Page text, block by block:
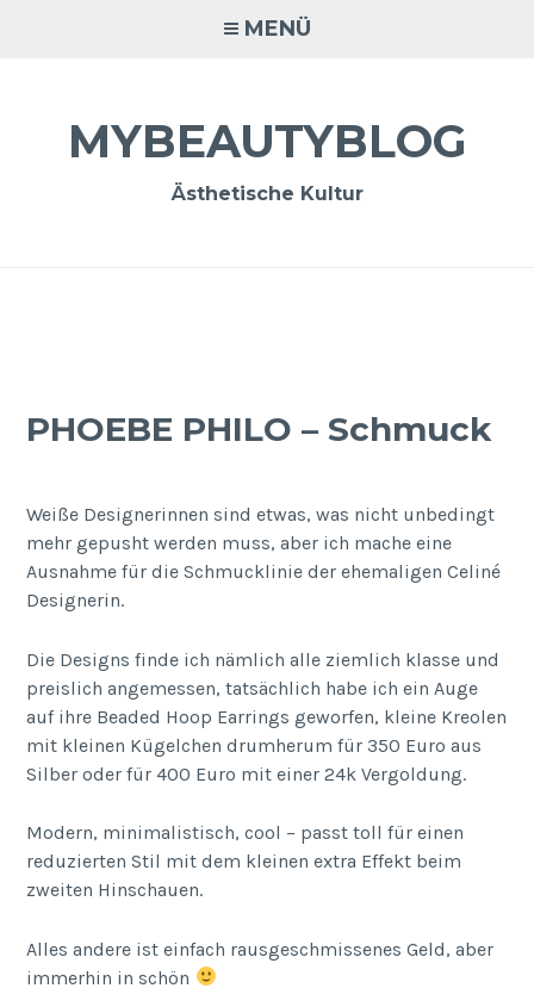
MENÜ
MYBEAUTYBLOG
Ästhetische Kultur
PHOEBE PHILO – Schmuck
Weiße Designerinnen sind etwas, was nicht unbedingt
mehr gepusht werden muss, aber ich mache eine
Ausnahme für die Schmucklinie der ehemaligen Celiné
Designerin.
Die Designs finde ich nämlich alle ziemlich klasse und
preislich angemessen, tatsächlich habe ich ein Auge
auf ihre Beaded Hoop Earrings geworfen, kleine Kreolen
mit kleinen Kügelchen drumherum für 350 Euro aus
Silber oder für 400 Euro mit einer 24k Vergoldung.
Modern, minimalistisch, cool – passt toll für einen
reduzierten Stil mit dem kleinen extra Effekt beim
zweiten Hinschauen.
Alles andere ist einfach rausgeschmissenes Geld, aber
immerhin in schön